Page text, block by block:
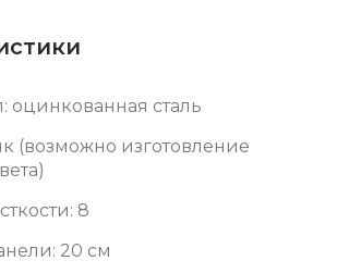
оцинкованная сталь
(возможно изготовление
8
20 см